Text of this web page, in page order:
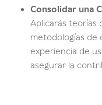
Consolidar una
Aplicarás teorías
metodologías de
experiencia de
asegurar la